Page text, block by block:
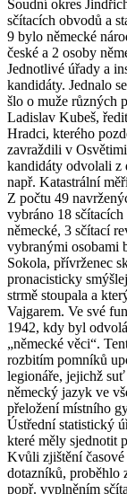
Soudní okres
sčítacích obvodů a
9 bylo německé
české a 2 osoby
Jednotlivé úřady a
kandidáty. Jednalo
šlo o muže různých
Ladislav Kubeš,
Hradci, kterého
zavraždili v
kandidáty odvolali z
např. Katastrální
Z počtu 49
vybráno 18 sčítacích
německé, 3 sčítací
vybranými osobami
Sokola, přívrženec
pronacisticky
strmě stoupala a
Vajgarem. Ve své
1942, kdy byl
„německé věci“.
rozbitím pomníků
legionáře, jejichž
německý jazyk ve
přeložení místního
Ústřední statistický
které měly sjednotit
Kvůli zjištění
dotazníků, proběhlo
popř. vyplněním